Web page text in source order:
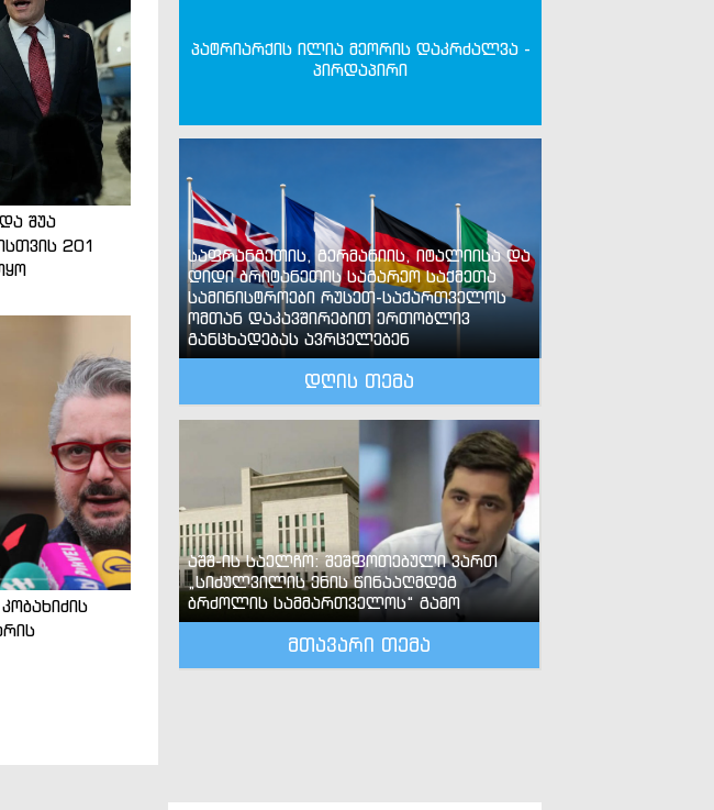
შუა
201
პატრიარქის ილია მეორის დაკრძალვა -
პირდაპირი
საფრანგეთის, გერმანიის, იტალიისა და
დიდი ბრიტანეთის საგარეო საქმეთა
სამინისტროები რუსეთ-საქართველოს
ომთან დაკავშირებით ერთობლივ
განცხადებას ავრცელებენ
დღის თემა
აშშ-ის საელჩო: შეშფოთებული ვართ
„სიძულვილის ენის წინააღმდეგ
ბრძოლის სამმართველოს“ გამო
მთავარი თემა